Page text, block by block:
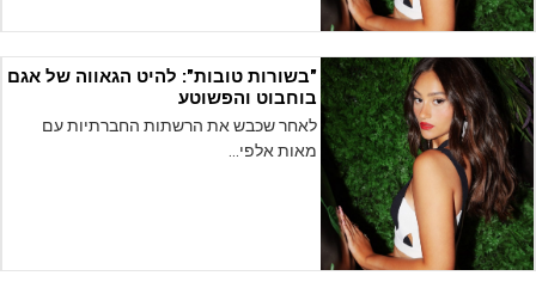
"בשורות טובות": להיט הגאווה של אגם
בוחבוט והפשוטע
לאחר שכבש את הרשתות החברתיות עם
מאות אלפי…